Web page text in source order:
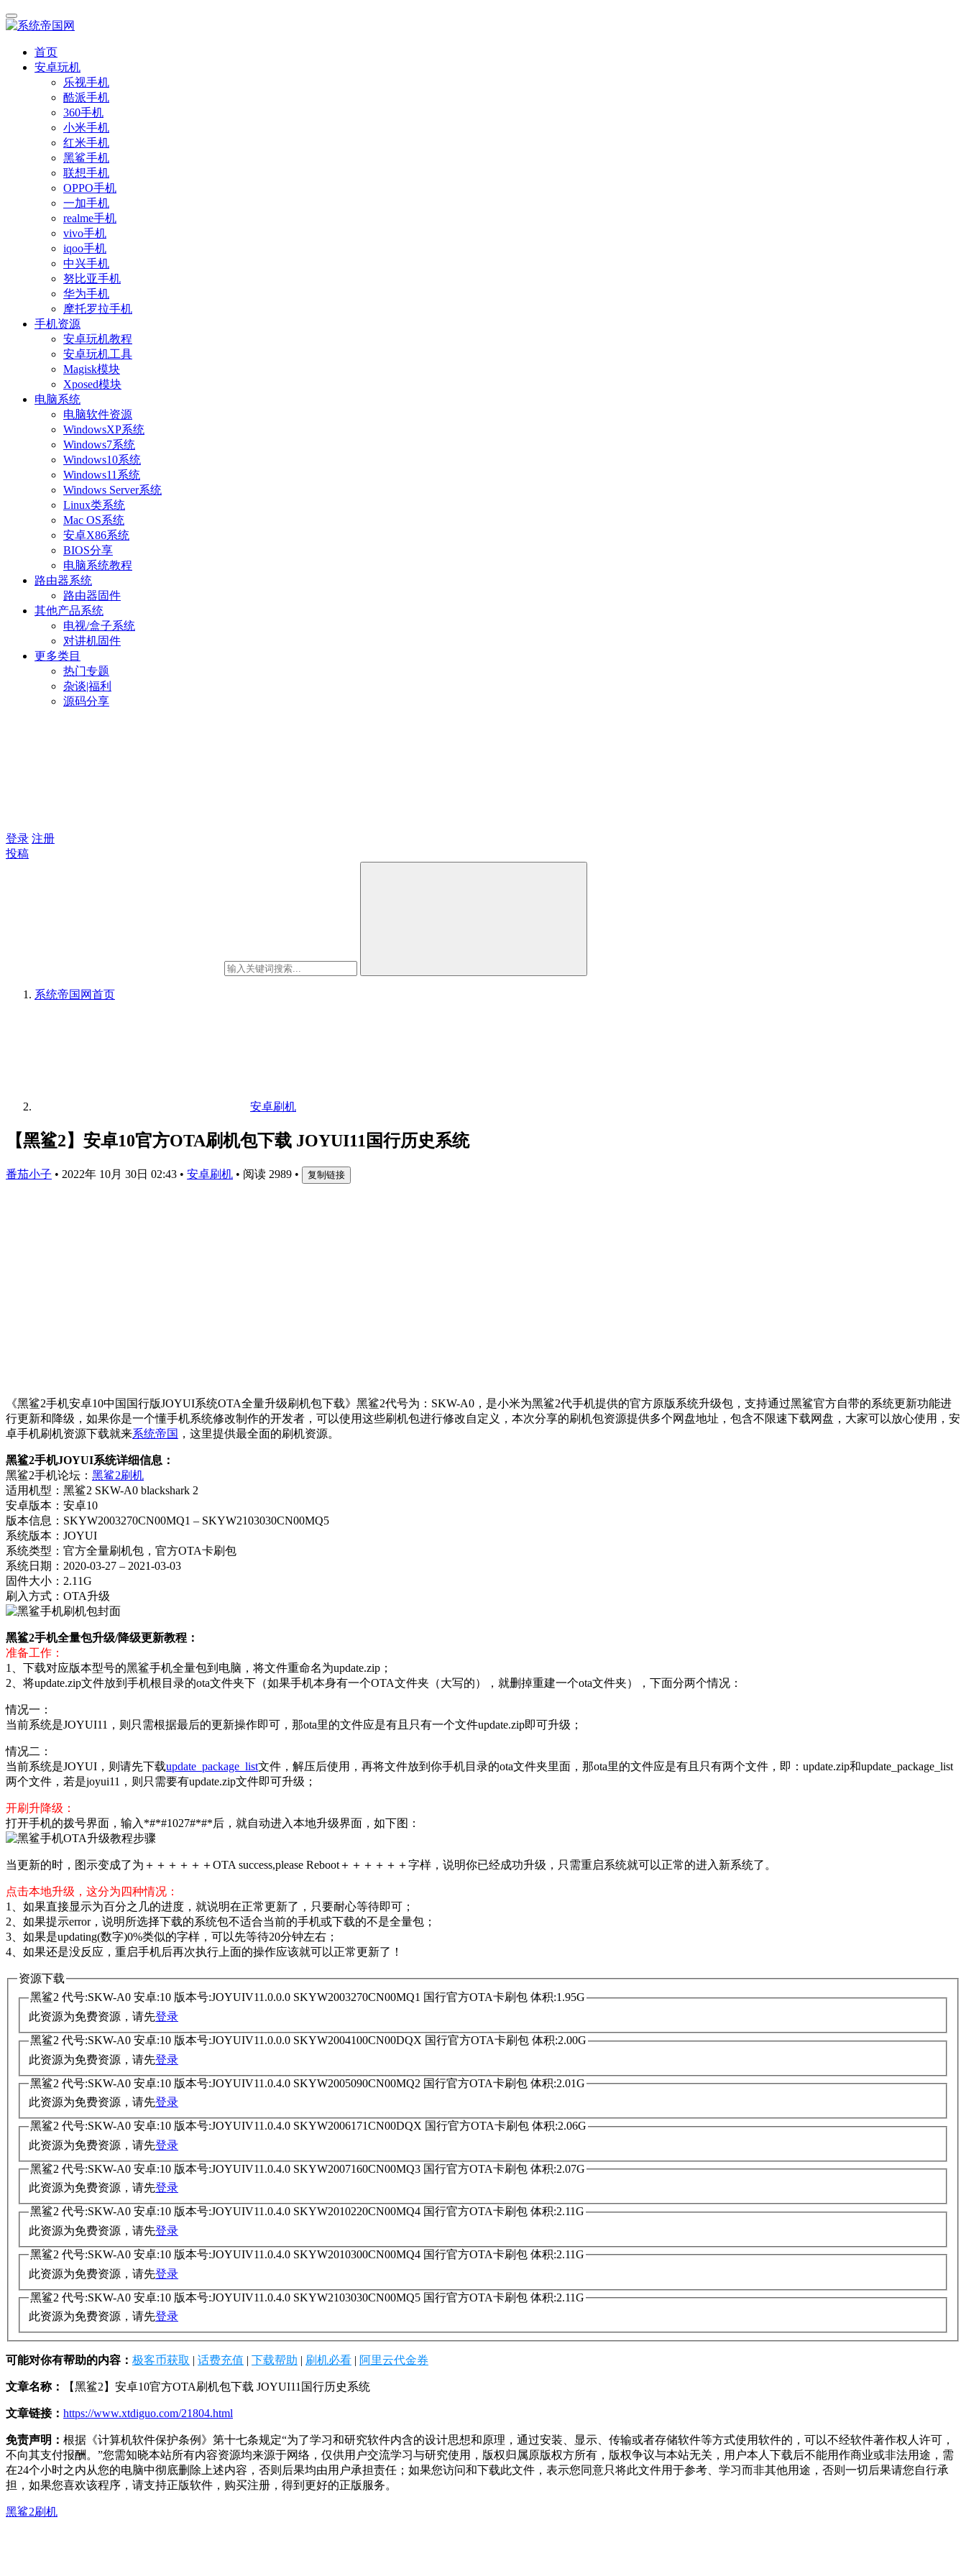
首页
安卓玩机
乐视手机
酷派手机
360手机
小米手机
红米手机
黑鲨手机
联想手机
OPPO手机
一加手机
realme手机
vivo手机
iqoo手机
中兴手机
努比亚手机
华为手机
摩托罗拉手机
手机资源
安卓玩机教程
安卓玩机工具
Magisk模块
Xposed模块
电脑系统
电脑软件资源
WindowsXP系统
Windows7系统
Windows10系统
Windows11系统
Windows Server系统
Linux类系统
Mac OS系统
安卓X86系统
BIOS分享
电脑系统教程
路由器系统
路由器固件
其他产品系统
电视/盒子系统
对讲机固件
更多类目
热门专题
杂谈|福利
源码分享
登录 注册
投稿
系统帝国网首页
安卓刷机
【黑鲨2】安卓10官方OTA刷机包下载 JOYUI11国行历史系统
番茄小子 • 2022年 10月 30日 02:43 • 安卓刷机 • 阅读 2989 • 复制链接
《黑鲨2手机安卓10中国国行版JOYUI系统OTA全量升级刷机包下载》黑鲨2代号为：SKW-A0，是小米为黑鲨2代手机提供的官方原版系统升级包，支持通过黑鲨官方自带的系统更新功能进
行更新和降级，如果你是一个懂手机系统修改制作的开发者，可以使用这些刷机包进行修改自定义，本次分享的刷机包资源提供多个网盘地址，包含不限速下载网盘，大家可以放心使用，安
卓手机刷机资源下载就来系统帝国 ，这里提供最全面的刷机资源。
黑鲨2手机JOYUI系统详细信息：
黑鲨2手机论坛： 黑鲨2刷机
适用机型：黑鲨2 SKW-A0 blackshark 2
安卓版本：安卓10
版本信息：SKYW2003270CN00MQ1 – SKYW2103030CN00MQ5
系统版本：JOYUI
系统类型：官方全量刷机包，官方OTA卡刷包
系统日期：2020-03-27 – 2021-03-03
固件大小：2.11G
刷入方式：OTA升级
黑鲨2手机全量包升级/降级更新教程：
准备工作：
1、下载对应版本型号的黑鲨手机全量包到电脑，将文件重命名为update.zip；
2、将update.zip文件放到手机根目录的ota文件夹下（如果手机本身有一个OTA文件夹（大写的），就删掉重建一个ota文件夹），下面分两个情况：
情况一：
当前系统是JOYUI11，则只需根据最后的更新操作即可，那ota里的文件应是有且只有一个文件update.zip即可升级；
情况二：
当前系统是JOYUI，则请先下载update_package_list文件，解压后使用，再将文件放到你手机目录的ota文件夹里面，那ota里的文件应是有且只有两个文件，即：update.zip和update_package_list
两个文件，若是joyui11，则只需要有update.zip文件即可升级；
开刷升降级：
打开手机的拨号界面，输入*#*#1027#*#*后，就自动进入本地升级界面，如下图：
当更新的时，图示变成了为＋＋＋＋＋＋OTA success,please Reboot＋＋＋＋＋＋字样，说明你已经成功升级，只需重启系统就可以正常的进入新系统了。
点击本地升级，这分为四种情况：
1、如果直接显示为百分之几的进度，就说明在正常更新了，只要耐心等待即可；
2、如果提示error，说明所选择下载的系统包不适合当前的手机或下载的不是全量包；
3、如果是updating(数字)0%类似的字样，可以先等待20分钟左右；
4、如果还是没反应，重启手机后再次执行上面的操作应该就可以正常更新了！
资源下载
黑鲨2 代号:SKW-A0 安卓:10 版本号:JOYUIV11.0.0.0 SKYW2003270CN00MQ1 国行官方OTA卡刷包 体积:1.95G
此资源为免费资源，请先登录
黑鲨2 代号:SKW-A0 安卓:10 版本号:JOYUIV11.0.0.0 SKYW2004100CN00DQX 国行官方OTA卡刷包 体积:2.00G
此资源为免费资源，请先登录
黑鲨2 代号:SKW-A0 安卓:10 版本号:JOYUIV11.0.4.0 SKYW2005090CN00MQ2 国行官方OTA卡刷包 体积:2.01G
此资源为免费资源，请先登录
黑鲨2 代号:SKW-A0 安卓:10 版本号:JOYUIV11.0.4.0 SKYW2006171CN00DQX 国行官方OTA卡刷包 体积:2.06G
此资源为免费资源，请先登录
黑鲨2 代号:SKW-A0 安卓:10 版本号:JOYUIV11.0.4.0 SKYW2007160CN00MQ3 国行官方OTA卡刷包 体积:2.07G
此资源为免费资源，请先登录
黑鲨2 代号:SKW-A0 安卓:10 版本号:JOYUIV11.0.4.0 SKYW2010220CN00MQ4 国行官方OTA卡刷包 体积:2.11G
此资源为免费资源，请先登录
黑鲨2 代号:SKW-A0 安卓:10 版本号:JOYUIV11.0.4.0 SKYW2010300CN00MQ4 国行官方OTA卡刷包 体积:2.11G
此资源为免费资源，请先登录
黑鲨2 代号:SKW-A0 安卓:10 版本号:JOYUIV11.0.4.0 SKYW2103030CN00MQ5 国行官方OTA卡刷包 体积:2.11G
此资源为免费资源，请先登录
可能对你有帮助的内容： 极客币获取 | 话费充值 | 下载帮助 | 刷机必看 | 阿里云代金券
文章名称： 【黑鲨2】安卓10官方OTA刷机包下载 JOYUI11国行历史系统
文章链接： https://www.xtdiguo.com/21804.html
免责声明： 根据《计算机软件保护条例》第十七条规定“为了学习和研究软件内含的设计思想和原理，通过安装、显示、传输或者存储软件等方式使用软件的，可以不经软件著作权人许可，
不向其支付报酬。”您需知晓本站所有内容资源均来源于网络，仅供用户交流学习与研究使用，版权归属原版权方所有，版权争议与本站无关，用户本人下载后不能用作商业或非法用途，需
在24个小时之内从您的电脑中彻底删除上述内容，否则后果均由用户承担责任；如果您访问和下载此文件，表示您同意只将此文件用于参考、学习而非其他用途，否则一切后果请您自行承
担，如果您喜欢该程序，请支持正版软件，购买注册，得到更好的正版服务。
黑鲨2刷机